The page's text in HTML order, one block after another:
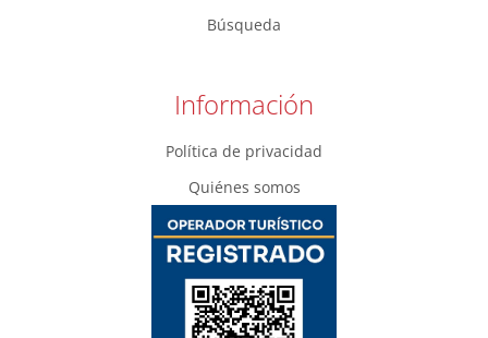
Búsqueda
Información
Política de privacidad
Quiénes somos